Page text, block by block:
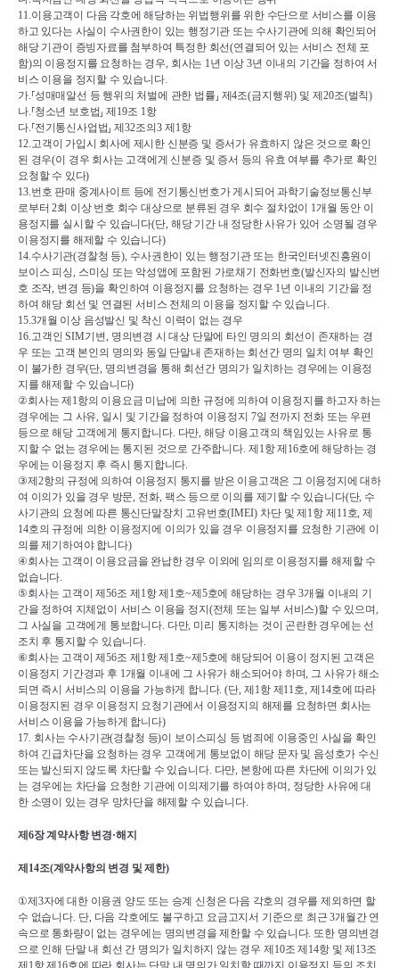
11.이용고객이 다음 각호에 해당하는 위법행위를 위한 수단으로 서비스를 이용
하고 있다는 사실이 수사권한이 있는 행정기관 또는 수사기관에 의해 확인되어
해당 기관이 증빙자료를 첨부하여 특정한 회선(연결되어 있는 서비스 전체 포
함)의 이용정지를 요청하는 경우, 회사는 1년 이상 3년 이내의 기간을 정하여 서
비스 이용을 정지할 수 있습니다.
가.⸢성매매알선 등 행위의 처벌에 관한 법률 ⸥ 제4조(금지행위) 및 제 20조(벌칙)
나.⸢청소년 보호법 ⸥ 제 19조 1항
다.⸢전기통신사업법 ⸥ 제32조의 3 제 1항
12.고객이 가입시 회사에 제시한 신분증 및 증서가 유효하지 않은 것으로 확인
된 경우(이 경우 회사는 고객에게 신분증 및 증서 등의 유효 여부를 추가로 확인
요청할 수 있다)
13.번호 판매 중계사이트 등에 전기통신번호가 게시되어 과학기술정보통신부
로부터 2회 이상 번호 회수 대상으로 분류된 경우 회수 절차없이 1개월 동안 이
용정지를 실시할 수 있습니다(단, 해당 기간 내 정당한 사유가 있어 소명될 경우
이용정지를 해제할 수 있습니다)
14.수사기관(경찰청 등), 수사권한이 있는 행정기관 또는 한국인터넷진흥원이
보이스 피싱, 스미싱 또는 악성앱에 포함된 가로채기 전화번호(발신자의 발신번
호 조작, 변경 등)을 확인하여 이용정지를 요청하는 경우 1년 이내의 기간을 정
하여 해당 회선 및 연결된 서비스 전체의 이용을 정지할 수 있습니다.
15.3개월 이상 음성발신 및 착신 이력이 없는 경우
16.고객인 SIM기변, 명의변경 시 대상 단말에 타인 명의의 회선이 존재하는 경
우 또는 고객 본인의 명의와 동일 단말내 존재하는 회선간 명의 일치 여부 확인
이 불가한 경우(단, 명의변경을 통해 회선간 명의가 일치하는 경우에는 이용정
지를 해제할 수 있습니다)
②회사는 제 1항의 이용요금 미납에 의한 규정에 의하여 이용정지를 하고자 하는
경우에는 그 사유, 일시 및 기간을 정하여 이용정지 7일 전까지 전화 또는 우편
등으로 해당 고객에게 통지합니다. 다만, 해당 이용고객의 책임있는 사유로 통
지할 수 없는 경우에는 통지된 것으로 간주합니다. 제 1항 제 16호에 해당하는 경
우에는 이용정지 후 즉시 통지합니다.
③제 2항의 규정에 의하여 이용정지 통지를 받은 이용고객은 그 이용정지에 대하
여 이의가 있을 경우 방문, 전화, 팩스 등으로 이의를 제기할 수 있습니다(단, 수
사기관의 요청에 따른 통신단말장치 고유번호(IMEI) 차단 및 제 1항 제 11호, 제
14호의 규정에 의한 이용정지에 이의가 있을 경우 이용정지를 요청한 기관에 이
의를 제기하여야 합니다)
④회사는 고객이 이용요금을 완납한 경우 이외에 임의로 이용정지를 해제할 수
없습니다.
⑤회사는 고객이 제56조 제 1항 제 1호~제 5호에 해당하는 경우 3개월 이내의 기
간을 정하여 지체없이 서비스 이용을 정지 (전체 또는 일부 서비스)할 수 있으며
그 사실을 고객에게 통보합니다. 다만, 미리 통지하는 것이 곤란한 경우에는 선
조치 후 통지할 수 있습니다.
⑥회사는 고객이 제56조 제 1항 제 1호~제 5호에 해당되어 이용이 정지된 고객은
이용정지 기간경과 후 1개월 이내에 그 사유가 해소되어야 하며, 그 사유가 해소
되면 즉시 서비스의 이용을 가능하게 합니다. (단, 제 1항 제 11호, 제 14호에 따라
이용정지된 경우 이용정지 요청기관에서 이용정지의 해제를 요청하면 회사는
서비스 이용을 가능하게 합니다)
17. 회사는 수사기관(경찰청 등)이 보이스피싱 등 범죄에 이용중인 사실을 확인
하여 긴급차단을 요청하는 경우 고객에게 통보없이 해당 문자 및 음성호가 수신
또는 발신되지 않도록 차단할 수 있습니다. 다만, 본항에 따른 차단에 이의가 있
는 경우에는 차단을 요청한 기관에 이의제기를 하여야 하며, 정당한 사유에 대
한 소명이 있는 경우 망차단을 해제할 수 있습니다.
제 6장 계약사항 변경·해지
제 14조(계약사항의 변경 및 제한)
①제 3자에 대한 이용권 양도 또는 승계 신청은 다음 각호의 경우를 제외하면 할
수 없습니다. 단, 다음 각호에도 불구하고 요금고지서 기준으로 최근 3개월간 연
속으로 통화량이 없는 경우에는 명의변경을 제한할 수 있습니다. 또한 명의변경
으로 인해 단말 내 회선 간 명의가 일치하지 않는 경우 제 10조 제 14항 및 제 13조
제 1 항 제 16호에 따라 회사는 단말 내 명의가 일치할 때까지 이용정지 등의 조치